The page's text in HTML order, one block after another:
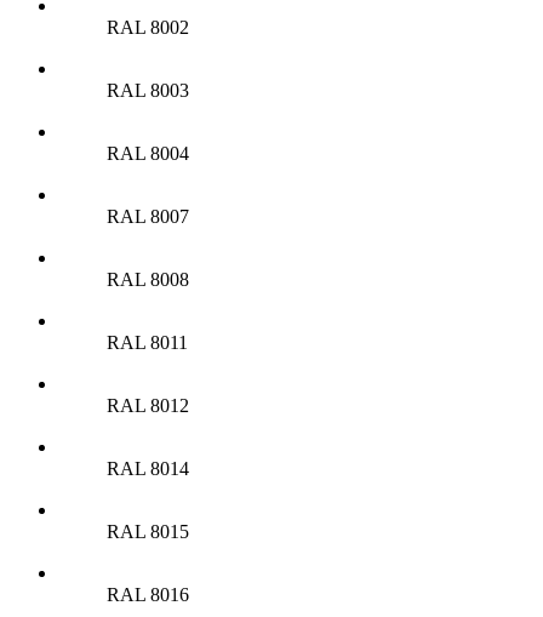
RAL 8002
RAL 8003
RAL 8004
RAL 8007
RAL 8008
RAL 8011
RAL 8012
RAL 8014
RAL 8015
RAL 8016